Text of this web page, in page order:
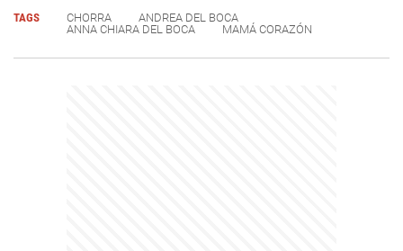
TAGS CHORRA
ANDREA DEL BOCA
ANNA CHIARA DEL BOCA
MAMÁ CORAZÓN